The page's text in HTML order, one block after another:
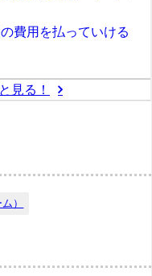
費用を払っていける
見る！
）